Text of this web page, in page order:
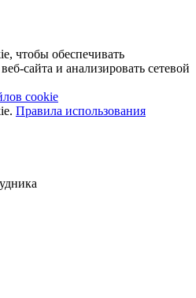
чтобы обеспечивать
сайта и анализировать сетевой
cookie
Правила использования